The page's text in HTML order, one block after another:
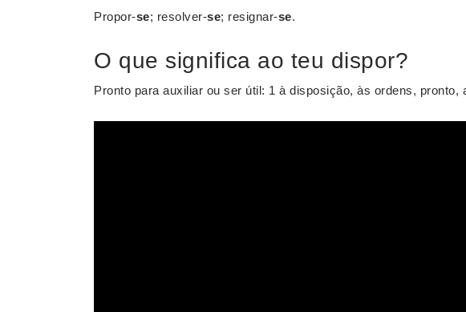
Propor-se; resolver-se; resignar-se.
O que significa ao teu dispor?
Pronto para auxiliar ou ser útil: 1 à disposição, às ordens, pronto,